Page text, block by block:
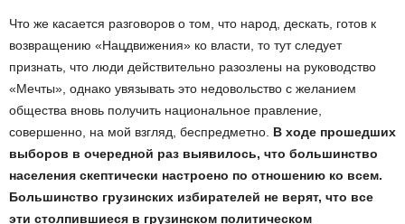
Что же касается разговоров о том, что народ, дескать, готов к
возвращению «Нацдвижения» ко власти, то тут следует
признать, что люди действительно разозлены на руководство
«Мечты», однако увязывать это недовольство с желанием
общества вновь получить национальное правление,
совершенно, на мой взгляд, беспредметно. В ходе прошедших
выборов в очередной раз выявилось, что большинство
населения скептически настроено по отношению ко всем.
Большинство грузинских избирателей не верят, что все
эти столпившиеся в грузинском политическом